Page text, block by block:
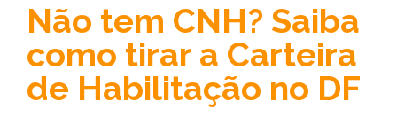
Não tem CNH? Saiba
como tirar a Carteira
de Habilitação no DF